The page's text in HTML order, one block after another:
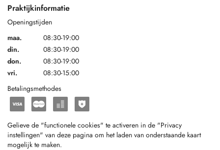
Praktijkinformatie
Openingstijden
maa.
08:30-19:00
din.
08:30-19:00
don.
08:30-19:00
vri.
08:30-15:00
Betalingsmethodes
Gelieve de "functionele cookies" te activeren in de "Privacy
instellingen" van deze pagina om het laden van onderstaande kaart
mogelijk te maken.